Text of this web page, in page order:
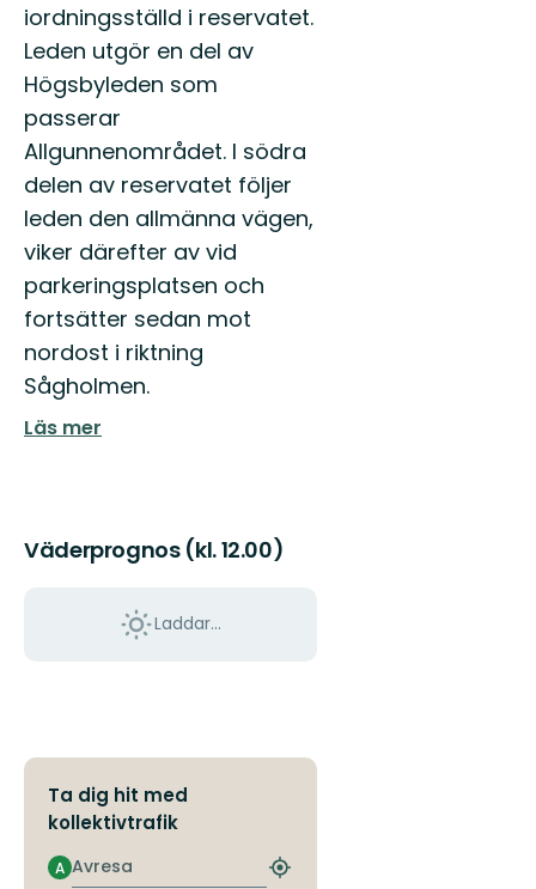
iordningsställd i reservatet.
Leden utgör en del av
Högsbyleden som
passerar
Allgunnenområdet. I södra
delen av reservatet följer
leden den allmänna vägen,
viker därefter av vid
parkeringsplatsen och
fortsätter sedan mot
nordost i riktning
Sågholmen.
Läs mer
Väderprognos (kl. 12.00)
Laddar...
Ta dig hit med
kollektivtrafik
Avresa
A
Hitta